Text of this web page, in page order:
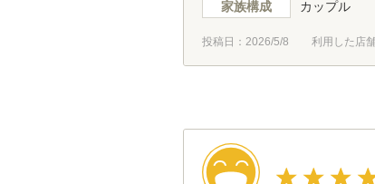
家族構成 カップル
投稿日： 2026/5/8 利用した店